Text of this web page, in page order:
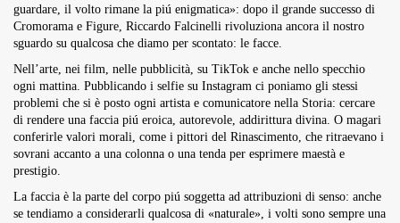
guardare, il volto rimane la piú enigmatica»: dopo il grande successo di
Cromorama e Figure, Riccardo Falcinelli rivoluziona ancora il nostro
sguardo su qualcosa che diamo per scontato: le facce.
Nell’arte, nei film, nelle pubblicità, su TikTok e anche nello specchio
ogni mattina. Pubblicando i selfie su Instagram ci poniamo gli stessi
problemi che si è posto ogni artista e comunicatore nella Storia: cercare
di rendere una faccia piú eroica, autorevole, addirittura divina. O magari
conferirle valori morali, come i pittori del Rinascimento, che ritraevano i
sovrani accanto a una colonna o una tenda per esprimere maestà e
prestigio.
La faccia è la parte del corpo piú soggetta ad attribuzioni di senso: anche
se tendiamo a considerarli qualcosa di «naturale», i volti sono sempre una